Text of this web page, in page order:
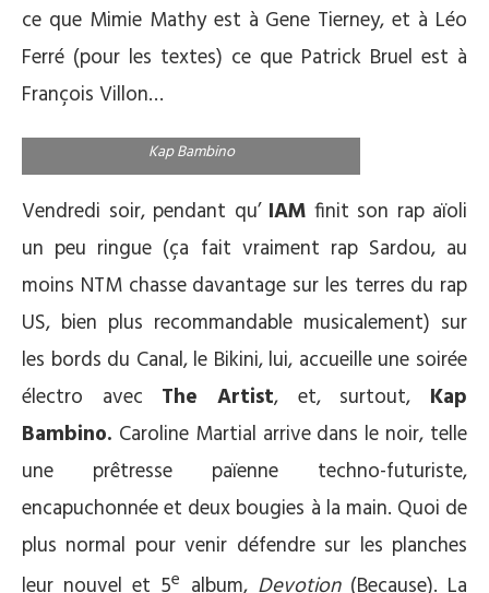
ce que Mimie Mathy est à Gene Tierney, et à Léo
Ferré (pour les textes) ce que Patrick Bruel est à
François Villon…
Kap Bambino
Vendredi soir, pendant qu’ IAM finit son rap aïoli
un peu ringue (ça fait vraiment rap Sardou, au
moins NTM chasse davantage sur les terres du rap
US, bien plus recommandable musicalement) sur
les bords du Canal, le Bikini, lui, accueille une soirée
électro avec The Artist, et, surtout, Kap
Bambino. Caroline Martial arrive dans le noir, telle
une prêtresse païenne techno-futuriste,
encapuchonnée et deux bougies à la main. Quoi de
plus normal pour venir défendre sur les planches
e